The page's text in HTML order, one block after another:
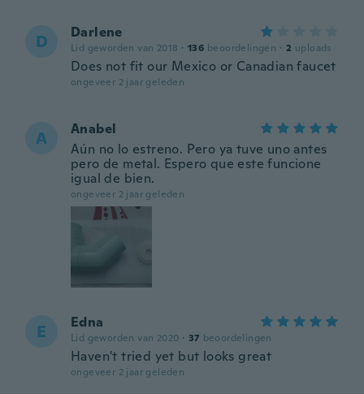
D Darlene
Lid geworden van 2018 · 136 beoordelingen · 2 uploads
Does not fit our Mexico or Canadian faucet
ongeveer 2 jaar geleden
A
Anabel
Aún no lo estreno. Pero ya tuve uno antes
pero de metal. Espero que este funcione
igual de bien.
ongeveer 2 jaar geleden
E Edna
Lid geworden van 2020 · 37 beoordelingen
Haven't tried yet but looks great
ongeveer 2 jaar geleden